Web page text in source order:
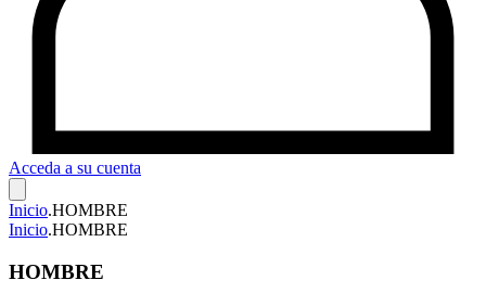
Acceda a su cuenta
Inicio.HOMBRE
Inicio.HOMBRE
HOMBRE